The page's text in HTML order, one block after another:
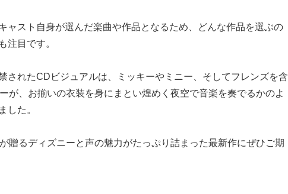
ャスト自身が選んだ楽曲や作品となるため、どんな作品を選ぶの
注目です。
されたCDビジュアルは、ミッキーやミニー、そしてフレンズを含
が、お揃いの衣装を身にまとい煌めく夜空で音楽を奏でるかのよ
した。
贈るディズニーと声の魅力がたっぷり詰まった最新作にぜひご期